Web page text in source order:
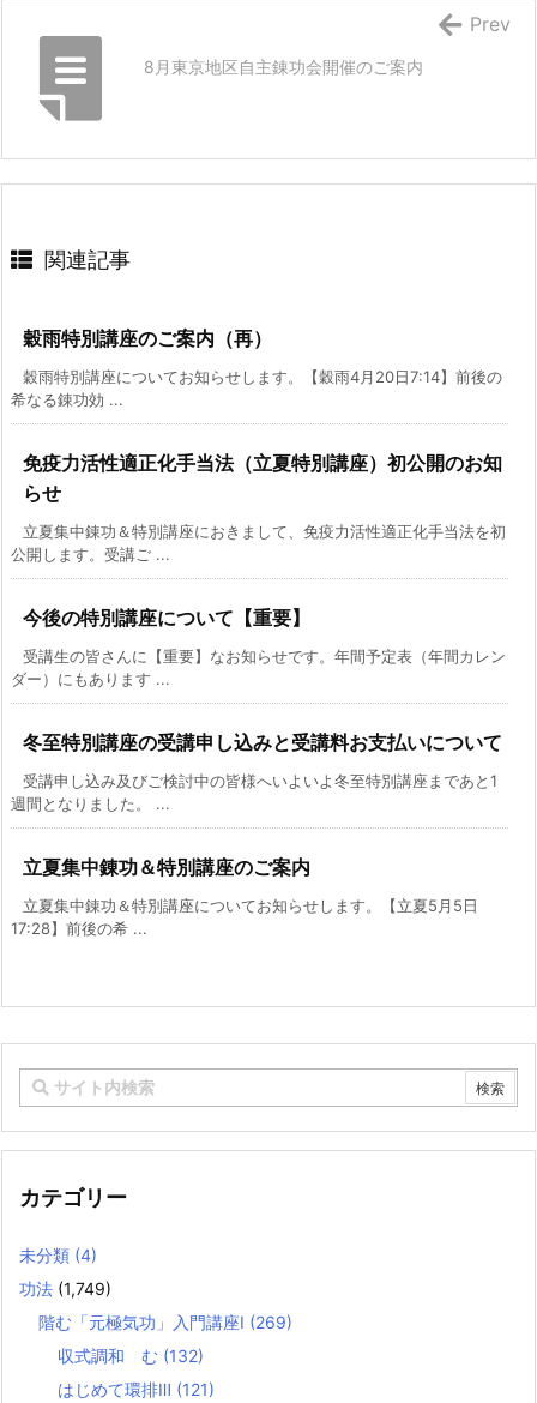
8月東京地区自主錬功会開催のご案内
Prev
関連記事
穀雨特別講座のご案内（再）
穀雨特別講座についてお知らせします。【穀雨4月20日7:14】前後の
希なる錬功効 ...
免疫力活性適正化手当法（立夏特別講座）初公開のお知
らせ
立夏集中錬功＆特別講座におきまして、免疫力活性適正化手当法を初
公開します。受講ご ...
今後の特別講座について【重要】
受講生の皆さんに【重要】なお知らせです。年間予定表（年間カレン
ダー）にもあります ...
冬至特別講座の受講申し込みと受講料お支払いについて
受講申し込み及びご検討中の皆様へいよいよ冬至特別講座まであと1
週間となりました。 ...
立夏集中錬功＆特別講座のご案内
立夏集中錬功＆特別講座についてお知らせします。【立夏5月5日
17:28】前後の希 ...
カテゴリー
未分類 (4)
功法 (1,749)
階む「元極気功」入門講座Ⅰ (269)
収式調和 む (132)
はじめて環排Ⅲ (121)